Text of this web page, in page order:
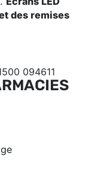
des remises